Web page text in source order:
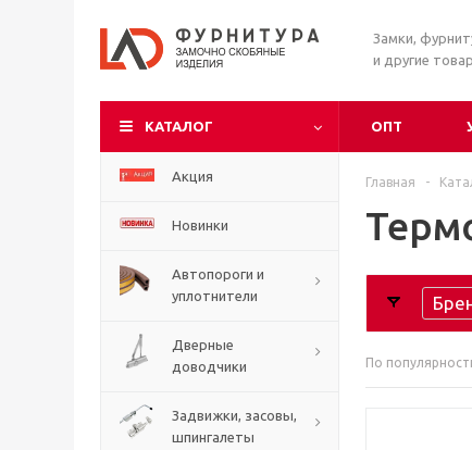
Замки,
и другие
КАТАЛОГ ОПТ
Акция
Новинки
Автопороги и
уплотнители
Дверные
доводчики
Задвижки, засовы,
шпингалеты
Главная -
По